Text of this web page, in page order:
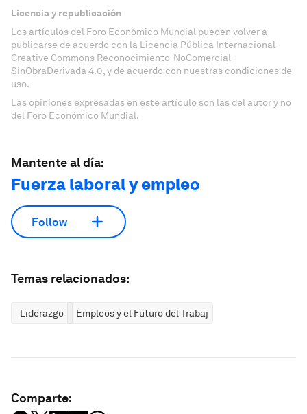
Licencia y republicación
Los artículos del Foro Económico Mundial pueden volver a
publicarse de acuerdo con la Licencia Pública Internacional
Creative Commons Reconocimiento-NoComercial-
SinObraDerivada 4.0, y de acuerdo con nuestras condiciones de
uso.
Las opiniones expresadas en este artículo son las del autor y no
del Foro Económico Mundial.
Mantente al día:
Fuerza laboral y empleo
Follow
Temas relacionados:
Liderazgo Empleos y el Futuro del Trabajo
Comparte: